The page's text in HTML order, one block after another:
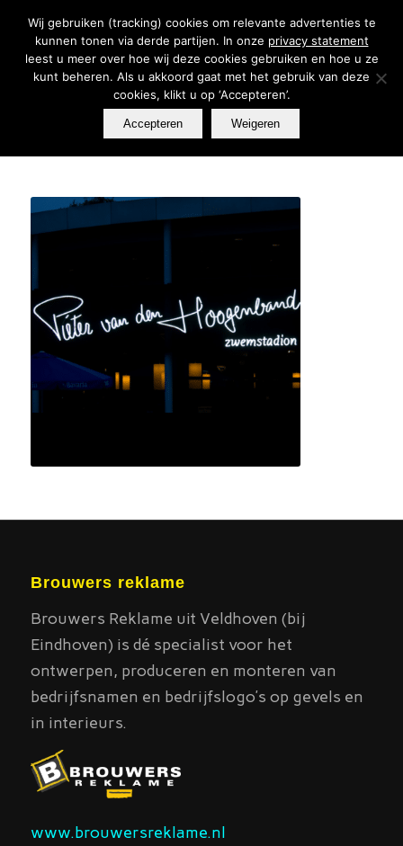
U bevindt zich hier: Home / Portfolio portfolio
Pieter van den Hoogeband Zwemstadion Eindhoven
Brouwers reklame
Brouwers Reklame uit Veldhoven (bij
Eindhoven) is dé specialist voor het
ontwerpen, produceren en monteren van
bedrijfsnamen en bedrijfslogo’s op gevels en
in interieurs.
www.brouwersreklame.nl
Wij gebruiken (tracking) cookies om relevante advertenties te
kunnen tonen via derde partijen. In onze privacy statement
leest u meer over hoe wij deze cookies gebruiken en hoe u ze
kunt beheren. Als u akkoord gaat met het gebruik van deze
cookies, klikt u op ‘Accepteren’.
Accepteren Weigeren